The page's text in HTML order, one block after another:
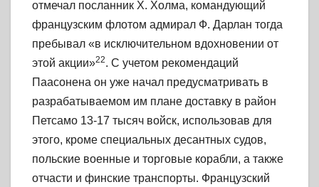
отмечал посланник X. Холма, командующий
французским флотом адмирал Ф. Дарлан тогда
пребывал «в исключительном вдохновении от
этой акции»22. С учетом рекомендаций
Паасонена он уже начал предусматривать в
разрабатываемом им плане доставку в район
Петсамо 13-17 тысяч войск, использовав для
этого, кроме специальных десантных судов,
польские военные и торговые корабли, а также
отчасти и финские транспорты. Французский